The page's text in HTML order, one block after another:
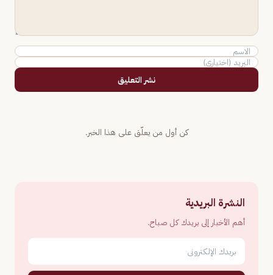
نشر التعليق
كن أول من يعلّق على هذا الخبر.
النشرة البريدية
أهم الأخبار إلى بريدك كل صباح.